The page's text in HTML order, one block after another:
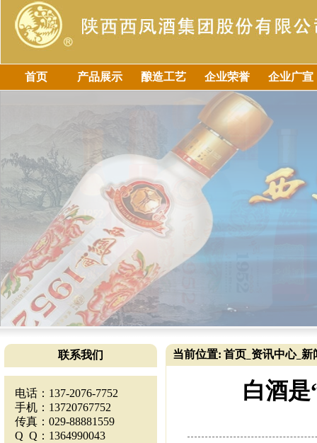
首页 产品展示 酿造工艺 企业荣誉 企业广宣
联系我们
电话：137-2076-7752
手机：13720767752
传真：029-88881559
Q Q：1364990043
当前位置: 首页 资讯中心_ 新
白酒是